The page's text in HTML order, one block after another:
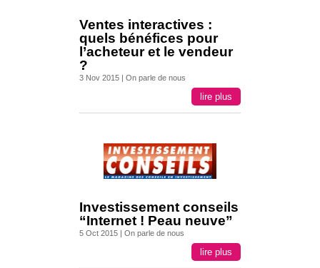
Ventes interactives :
quels bénéfices pour
l’acheteur et le vendeur
?
3 Nov 2015| On parle de nous
lire plus
Investissement conseils
“Internet ! Peau neuve”
5 Oct 2015| On parle de nous
lire plus